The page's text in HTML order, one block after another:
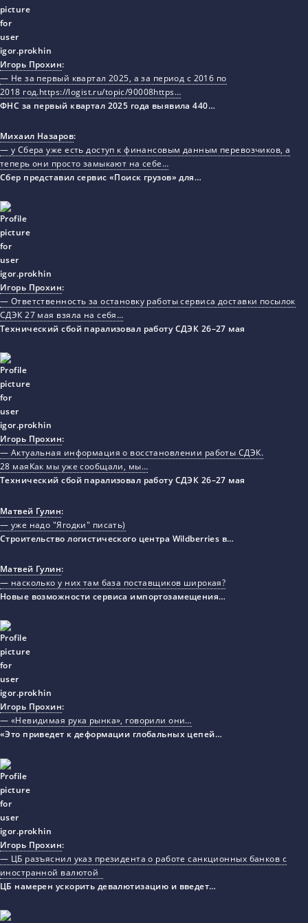
Игорь Прохин:
— Не за первый квартал 2025, а за период с 2016 по
2018 год.https://logist.ru/topic/90008https…
ФНС за первый квартал 2025 года выявила 440…
Михаил Назаров:
— у Сбера уже есть доступ к финансовым данным перевозчиков, а
теперь они просто замыкают на себе…
Сбер представил сервис «Поиск грузов» для…
Игорь Прохин:
— Ответственность за остановку работы сервиса доставки посылок
СДЭК 27 мая взяла на себя…
Технический сбой парализовал работу СДЭК 26–27 мая
Игорь Прохин:
— Актуальная информация о восстановлении работы СДЭК.
28 маяКак мы уже сообщали, мы…
Технический сбой парализовал работу СДЭК 26–27 мая
Матвей Гулин:
— уже надо "Ягодки" писать)
Строительство логистического центра Wildberries в…
Матвей Гулин:
— насколько у них там база поставщиков широкая?
Новые возможности сервиса импортозамещения…
Игорь Прохин:
— «Невидимая рука рынка», говорили они…
«Это приведет к деформации глобальных цепей…
Игорь Прохин:
— ЦБ разъяснил указ президента о работе санкционных банков с
иностранной валютой
ЦБ намерен ускорить девалютизацию и введет…